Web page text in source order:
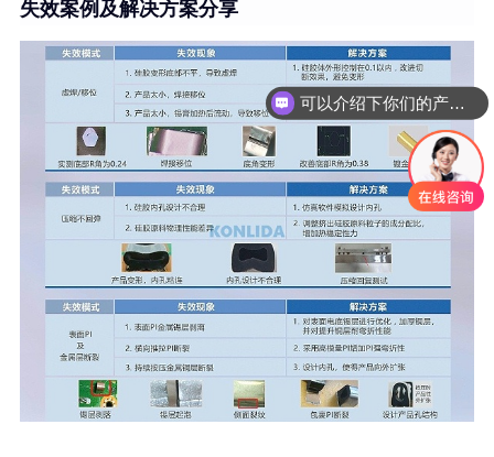
失效案例及解决方案分享
可以介绍下你们的产品么
你们是怎么收费的呢